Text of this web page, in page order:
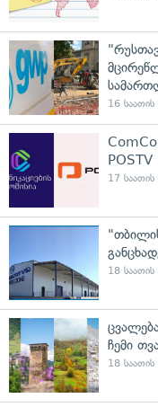
16 საათის
17 საათის
18 საათის
ჩემი
18 საათის